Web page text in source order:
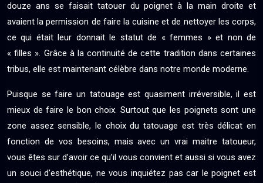
douze ans se faisait tatouer du poignet à la main droite et
avaient la permission de faire la cuisine et de nettoyer les corps,
ce qui était leur donnait le statut de « femmes » et non de
« filles ». Grâce à la continuité de cette tradition dans certaines
tribus, elle est maintenant célèbre dans notre monde moderne.
Puisque se faire un tatouage est quasiment irréversible, il est
mieux de faire le bon choix. Surtout que les poignets sont une
zone assez sensible, le choix du tatouage est très délicat en
fonction de vos besoins, mais avec un vrai maitre tatoueur,
vous êtes sur d’avoir ce qu’il vous convient et aussi si vous avez
un souci d’esthétique, ne vous inquiétez pas car le poignet est